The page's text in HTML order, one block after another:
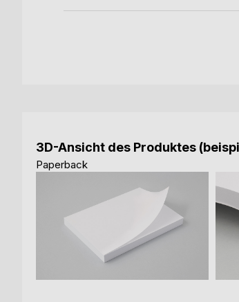
3D-Ansicht des Produktes
Paperback